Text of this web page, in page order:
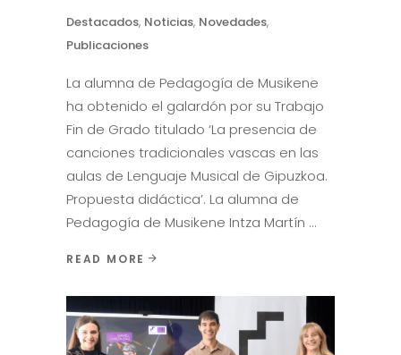
Destacados, Noticias, Novedades,
Publicaciones
La alumna de Pedagogía de Musikene
ha obtenido el galardón por su Trabajo
Fin de Grado titulado ‘La presencia de
canciones tradicionales vascas en las
aulas de Lenguaje Musical de Gipuzkoa.
Propuesta didáctica’. La alumna de
Pedagogía de Musikene Intza Martín
READ MORE